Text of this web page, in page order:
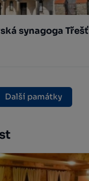
synagoga Třešť
Další památky